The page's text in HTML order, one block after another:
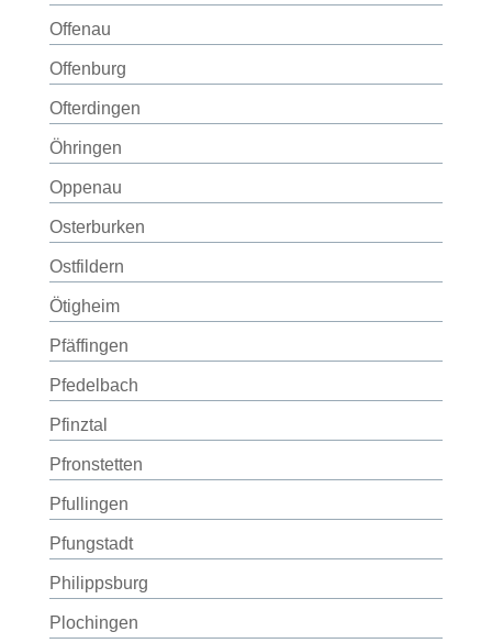
Offenau
Offenburg
Ofterdingen
Öhringen
Oppenau
Osterburken
Ostfildern
Ötigheim
Pfäffingen
Pfedelbach
Pfinztal
Pfronstetten
Pfullingen
Pfungstadt
Philippsburg
Plochingen